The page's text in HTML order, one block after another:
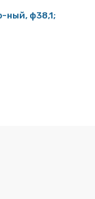
ный, ф38,1;